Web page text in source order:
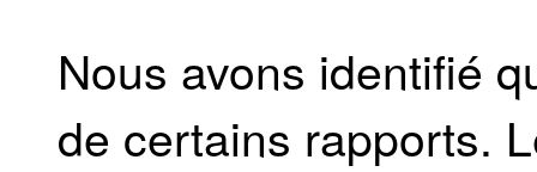
Nous avons identifié
de certains rapports.